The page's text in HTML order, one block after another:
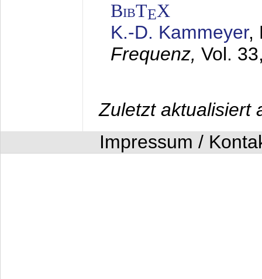
BibTEX
K.-D. Kammeyer,
Frequenz, Vol.
Zuletzt aktualisiert
Impressum /